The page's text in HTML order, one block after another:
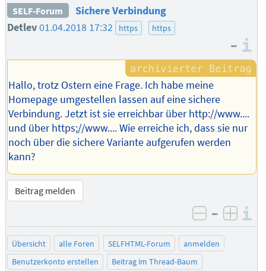
SELF-Forum
Sichere Verbindung
Detlev01.04.2018 17:32 https https
–
Hallo, trotz Ostern eine Frage. Ich habe meine
Homepage umgestellen lassen auf eine sichere
Verbindung. Jetzt ist sie erreichbar über http://www....
und über https;//www.... Wie erreiche ich, dass sie nur
noch über die sichere Variante aufgerufen werden
kann?
Beitrag melden
negativ
–
Übersicht alle Foren SELFHTML-Forum
anmelden
Benutzerkonto erstellen
Beitrag im Thread-Baum